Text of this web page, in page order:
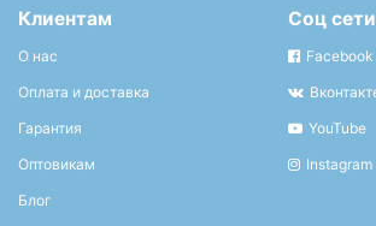
Клиентам
О нас
Оплата и доставка
Гарантия
Оптовикам
Блог
Соц сети
Facebook
YouTube
Instagram